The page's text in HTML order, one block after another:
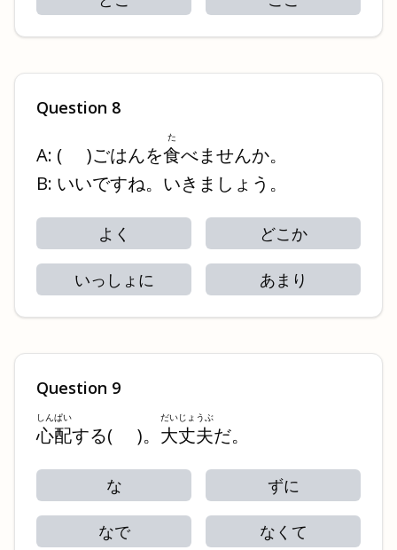
Question 8
A: ( )ごはんを食
た
べませんか。
B: いいですね。いきましょう。
よく どこか
いっしょに あまり
Question 9
心配
しんぱい
する( )。 大丈夫
だいじょうぶ
だ。
な ずに
なで なくて